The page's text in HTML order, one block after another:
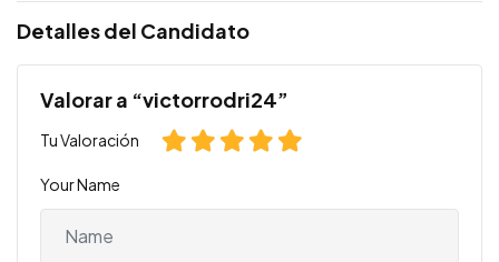
Detalles del Candidato
Valorar a “victorrodri24”
Tu Valoración
Your Name